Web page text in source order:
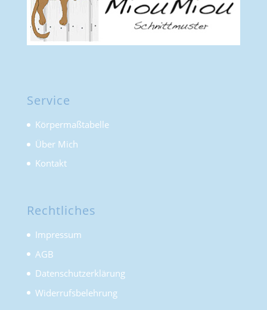
Service
Körpermaßtabelle
Über Mich
Kontakt
Rechtliches
Impressum
AGB
Datenschutzerklärung
Widerrufsbelehrung